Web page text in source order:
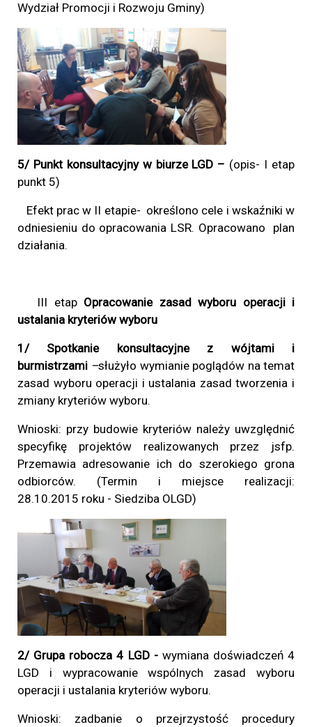
Wydział Promocji i Rozwoju Gminy)
5/ Punkt konsultacyjny w biurze LGD – (opis- I etap
punkt 5)
Efekt prac w II etapie- określono cele i wskaźniki w
odniesieniu do opracowania LSR. Opracowano plan
działania.
III etapOpracowanie zasad wyboru operacji i
ustalania kryteriów wyboru
1/ Spotkanie konsultacyjne z wójtami i
burmistrzami –służyło wymianie poglądów na temat
zasad wyboru operacji i ustalania zasad tworzenia i
zmiany kryteriów wyboru.
Wnioski: przy budowie kryteriów należy uwzględnić
specyfikę projektów realizowanych przez jsfp.
Przemawia adresowanie ich do szerokiego grona
odbiorców. (Termin i miejsce realizacji:
28.10.2015 roku - Siedziba OLGD)
2/ Grupa robocza 4 LGD - wymiana doświadczeń 4
LGD i wypracowanie wspólnych zasad wyboru
operacji i ustalania kryteriów wyboru.
Wnioski: zadbanie o przejrzystość procedury